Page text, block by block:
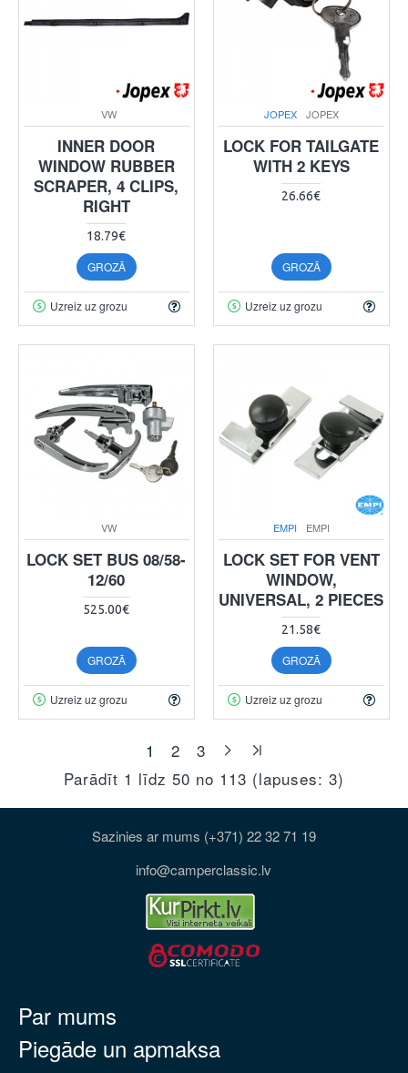
VW
INNER DOOR
WINDOW RUBBER
SCRAPER, 4 CLIPS,
RIGHT
18.79€
GROZĀ
Uzreiz uz grozu
JOPEX JOPEX
LOCK FOR TAILGATE
WITH 2 KEYS
26.66€
GROZĀ
Uzreiz uz grozu
VW
LOCK SET BUS 08/58-
12/60
525.00€
GROZĀ
Uzreiz uz grozu
EMPI EMPI
LOCK SET FOR VENT
WINDOW,
UNIVERSAL, 2 PIECES
21.58€
GROZĀ
Uzreiz uz grozu
1 2
3
Parādīt 1 līdz 50 no 113 (lapuses: 3)
Sazinies ar mums (+371) 22 32 71 19
info@camperclassic.lv
Par mums
Piegāde un apmaksa